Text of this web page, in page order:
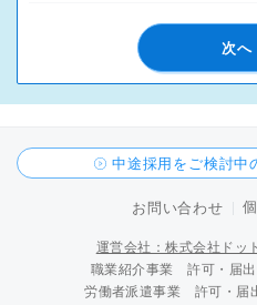
次へ
中途採用をご検討中
お問い合わせ
運営会社：株式会社ドッ
職業紹介事業 許可・届
労働者派遣事業 許可・届